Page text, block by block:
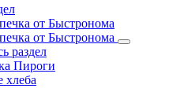
от Быстронома
от Быстронома
раздел
Пироги
хлеба